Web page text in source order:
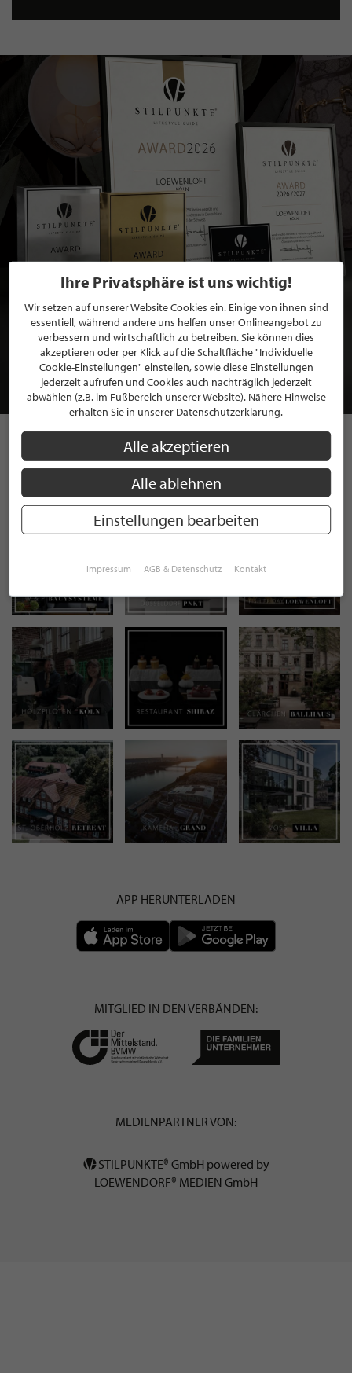
BEWERBEN SIE SICH FÜR EINE GRATIS
MITGLIEDSCHAFT BEI STILPUNKTE®
JETZT GRATIS BEWERBEN
STILPUNKTE AUF
INSTAGRAM
APP HERUNTERLADEN
MITGLIED IN DEN VERBÄNDEN:
MEDIENPARTNER VON:
STILPUNKTE® GmbH powered by
LOEWENDORF® MEDIEN GmbH
Ihre Privatsphäre ist uns wichtig!
Wir setzen auf unserer Website Cookies ein. Einige von ihnen sind
essentiell, während andere uns helfen unser Onlineangebot zu
verbessern und wirtschaftlich zu betreiben. Sie können dies
akzeptieren oder per Klick auf die Schaltfläche "Individuelle
Cookie-Einstellungen" einstellen, sowie diese Einstellungen
jederzeit aufrufen und Cookies auch nachträglich jederzeit
abwählen (z.B. im Fußbereich unserer Website). Nähere Hinweise
erhalten Sie in unserer Datenschutzerklärung.
Alle akzeptieren
Alle ablehnen
Einstellungen bearbeiten
Impressum AGB & Datenschutz Kontakt